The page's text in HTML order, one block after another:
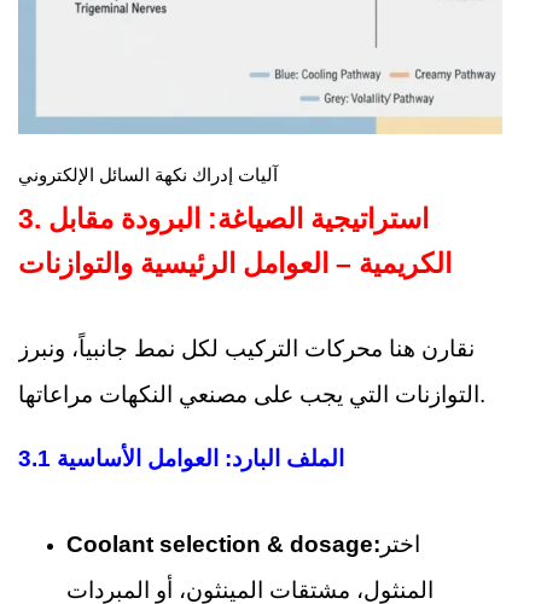
آليات إدراك نكهة السائل الإلكتروني
3. استراتيجية الصياغة: البرودة مقابل
الكريمية – العوامل الرئيسية والتوازنات
نقارن هنا محركات التركيب لكل نمط جانبياً، ونبرز
التوازنات التي يجب على مصنعي النكهات مراعاتها.
3.1 الملف البارد: العوامل الأساسية
Coolant selection & dosage: اختر
المنثول، مشتقات المينثون، أو المبردات